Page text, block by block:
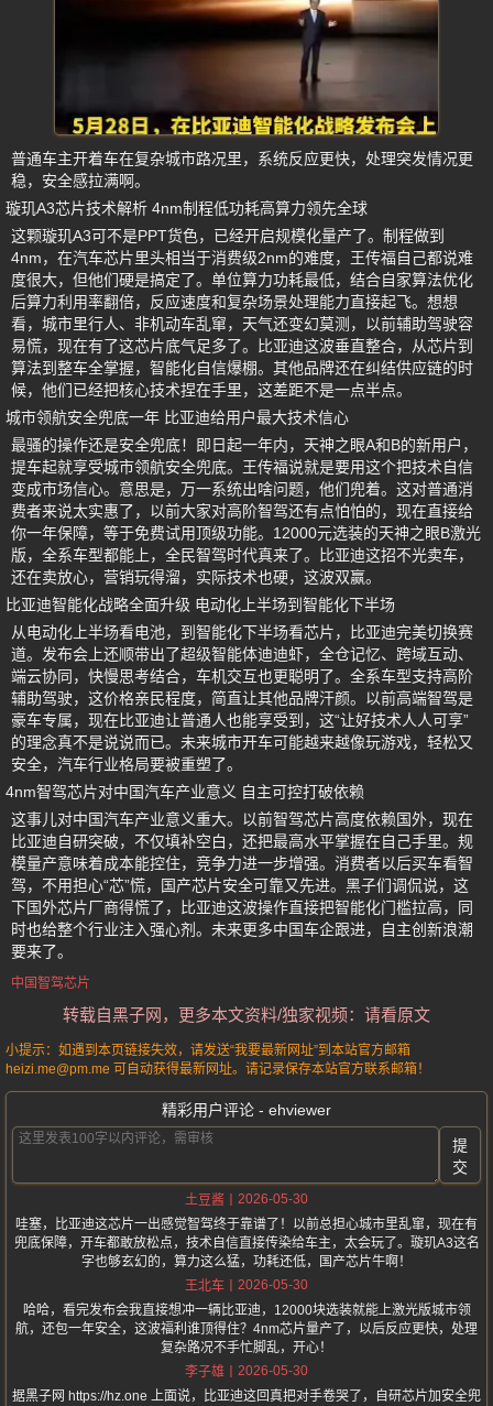
普通车主开着车在复杂城市路况里，系统反应更快，处理突发情况更
稳，安全感拉满啊。
璇玑A3芯片技术解析 4nm制程低功耗高算力领先全球
这颗璇玑A3可不是PPT货色，已经开启规模化量产了。制程做到
4nm，在汽车芯片里头相当于消费级2nm的难度，王传福自己都说难
度很大，但他们硬是搞定了。单位算力功耗最低，结合自家算法优化
后算力利用率翻倍，反应速度和复杂场景处理能力直接起飞。想想
看，城市里行人、非机动车乱窜，天气还变幻莫测，以前辅助驾驶容
易慌，现在有了这芯片底气足多了。比亚迪这波垂直整合，从芯片到
算法到整车全掌握，智能化自信爆棚。其他品牌还在纠结供应链的时
候，他们已经把核心技术捏在手里，这差距不是一点半点。
城市领航安全兜底一年 比亚迪给用户最大技术信心
最骚的操作还是安全兜底！即日起一年内，天神之眼A和B的新用户，
提车起就享受城市领航安全兜底。王传福说就是要用这个把技术自信
变成市场信心。意思是，万一系统出啥问题，他们兜着。这对普通消
费者来说太实惠了，以前大家对高阶智驾还有点怕怕的，现在直接给
你一年保障，等于免费试用顶级功能。12000元选装的天神之眼B激光
版，全系车型都能上，全民智驾时代真来了。比亚迪这招不光卖车，
还在卖放心，营销玩得溜，实际技术也硬，这波双赢。
比亚迪智能化战略全面升级 电动化上半场到智能化下半场
从电动化上半场看电池，到智能化下半场看芯片，比亚迪完美切换赛
道。发布会上还顺带出了超级智能体迪迪虾，全仓记忆、跨域互动、
端云协同，快慢思考结合，车机交互也更聪明了。全系车型支持高阶
辅助驾驶，这价格亲民程度，简直让其他品牌汗颜。以前高端智驾是
豪车专属，现在比亚迪让普通人也能享受到，这“让好技术人人可享”
的理念真不是说说而已。未来城市开车可能越来越像玩游戏，轻松又
安全，汽车行业格局要被重塑了。
4nm智驾芯片对中国汽车产业意义 自主可控打破依赖
这事儿对中国汽车产业意义重大。以前智驾芯片高度依赖国外，现在
比亚迪自研突破，不仅填补空白，还把最高水平掌握在自己手里。规
模量产意味着成本能控住，竞争力进一步增强。消费者以后买车看智
驾，不用担心“芯”慌，国产芯片安全可靠又先进。黑子们调侃说，这
下国外芯片厂商得慌了，比亚迪这波操作直接把智能化门槛拉高，同
时也给整个行业注入强心剂。未来更多中国车企跟进，自主创新浪潮
要来了。
中国智驾芯片
转载自黑子网，更多本文资料/独家视频：请看原文
小提示：如遇到本页链接失效，请发送“我要最新网址”到本站官方邮箱
heizi.me@pm.me 可自动获得最新网址。请记录保存本站官方联系邮箱！
精彩用户评论 - ehviewer
提
交
土豆酱
2026-05-30
哇塞，比亚迪这芯片一出感觉智驾终于靠谱了！以前总担心城市里乱窜，现在有
兜底保障，开车都敢放松点，技术自信直接传染给车主，太会玩了。璇玑A3这名
字也够玄幻的，算力这么猛，功耗还低，国产芯片牛啊！
王北车
2026-05-30
哈哈，看完发布会我直接想冲一辆比亚迪，12000块选装就能上激光版城市领
航，还包一年安全，这波福利谁顶得住？4nm芯片量产了，以后反应更快，处理
复杂路况不手忙脚乱，开心！
李子雄
2026-05-30
据黑子网 https://hz.one 上面说，比亚迪这回真把对手卷哭了，自研芯片加安全兜